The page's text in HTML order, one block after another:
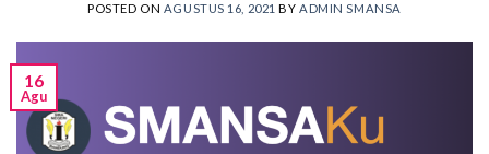
POSTED ON AGUSTUS 16, 2021 BYADMIN SMANSA
16
Agu